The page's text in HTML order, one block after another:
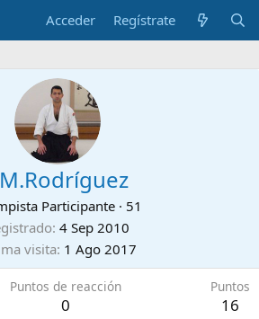
Acceder Regístrate
Participante · 51
4 Sep 2010
visita 1 Ago 2017
Puntos de reacción
0
Puntos
16